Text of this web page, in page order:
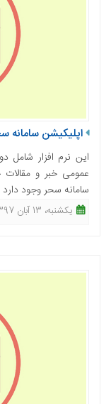
اپلیکیشن سامانه
این نرم افزار
عمومی خبر و مقالات
سامانه سحر وجود دارد www.iacpasahar.ir
یکشنبه، 13 آبان 1397 - 17:02